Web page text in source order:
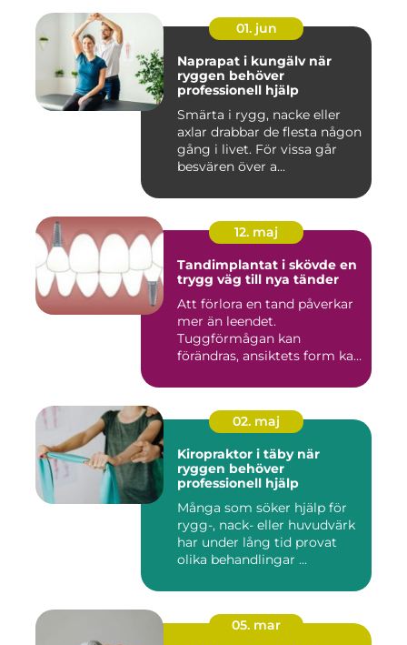
01. jun
Naprapat i kungälv när
ryggen behöver
professionell hjälp
Smärta i rygg, nacke eller
axlar drabbar de flesta någon
gång i livet. För vissa går
besvären över a...
12. maj
Tandimplantat i skövde en
trygg väg till nya tänder
Att förlora en tand påverkar
mer än leendet.
Tuggförmågan kan
förändras, ansiktets form kan
02. maj
Kiropraktor i täby när
ryggen behöver
professionell hjälp
Många som söker hjälp för
rygg-, nack- eller huvudvärk
har under lång tid provat
olika behandlingar ...
05. mar